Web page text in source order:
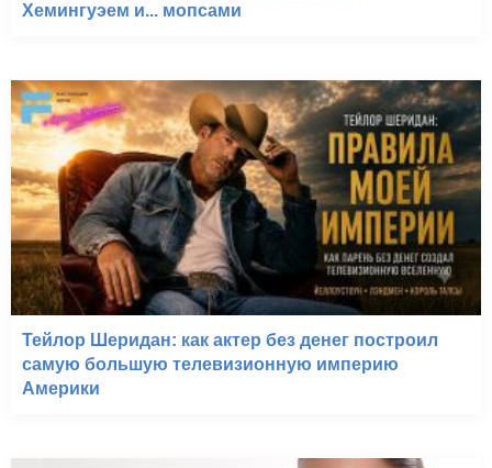
Хемингуэем и... мопсами
Тейлор Шеридан: как актер без денег построил
самую большую телевизионную империю
Америки